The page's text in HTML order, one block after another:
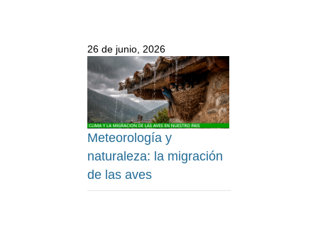
26 de junio, 2026
Meteorología y
naturaleza: la migración
de las aves